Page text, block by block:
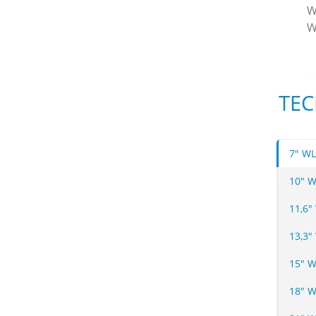
7"
10"
11,6"
13,3"
15"
18"